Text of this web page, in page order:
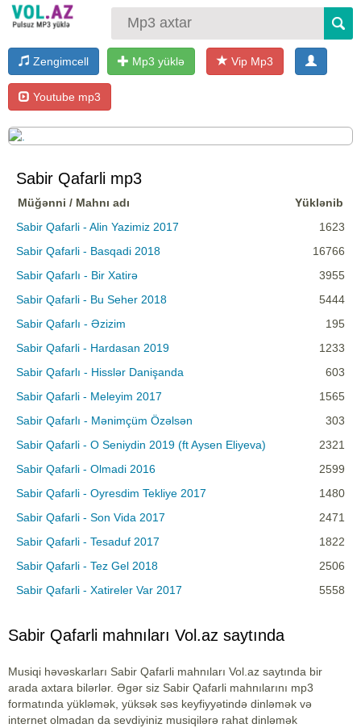
Zengimcell Mp3 yüklə Vip Mp3
Youtube mp3
Sabir Qafarli mp3
Müğənni / Mahnı adı
Yüklənib
Sabir Qafarli - Alin Yazimiz 2017
1623
Sabir Qafarli - Basqadi 2018
16766
Sabir Qafarlı - Bir Xatirə
3955
Sabir Qafarli - Bu Seher 2018
5444
Sabir Qafarlı - Əzizim
195
Sabir Qafarli - Hardasan 2019
1233
Sabir Qafarlı - Hisslər Danişanda
603
Sabir Qafarli - Meleyim 2017
1565
Sabir Qafarlı - Mənimçüm Özəlsən
303
Sabir Qafarli - O Seniydin 2019 (ft Aysen Eliyeva)
2321
Sabir Qafarli - Olmadi 2016
2599
Sabir Qafarli - Oyresdim Tekliye 2017
1480
Sabir Qafarli - Son Vida 2017
2471
Sabir Qafarli - Tesaduf 2017
1822
Sabir Qafarli - Tez Gel 2018
2506
Sabir Qafarli - Xatireler Var 2017
5558
Sabir Qafarli mahnıları Vol.az saytında
Musiqi həvəskarları Sabir Qafarli mahnıları Vol.az saytında bir
arada axtara bilərlər. Əgər siz Sabir Qafarli mahnılarını mp3
formatında yükləmək, yüksək səs keyfiyyətində dinləmək və
internet olmadan da sevdiyiniz musiqilərə rahat dinləmək